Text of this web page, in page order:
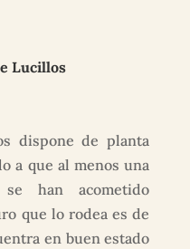
Lucillos
dispone de planta
a que al menos una
han acometido
que lo rodea es de
en buen estado